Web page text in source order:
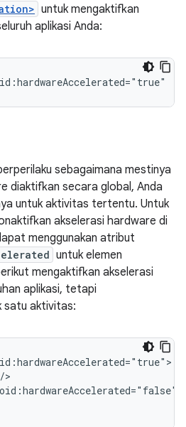
untuk mengaktifkan
aplikasi Anda:
sebagaimana mestinya
diaktifkan secara global, Anda
untuk aktivitas tertentu. Untuk
akselerasi hardware di
menggunakan atribut
untuk elemen
mengaktifkan akselerasi
aplikasi, tetapi
satu aktivitas: